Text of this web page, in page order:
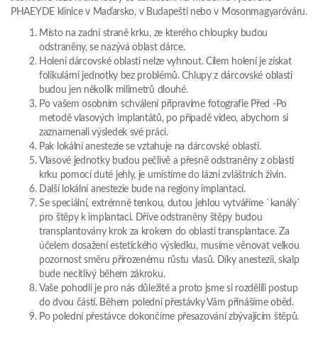
PHAEYDE klinice v Maďarsko, v Budapešti nebo v Mosonmagyaróváru.
Místo na zadní straně krku, ze kterého chloupky budou
odstraněny, se nazývá oblast dárce.
Holení dárcovské oblasti nelze vyhnout. Cílem holení je získat
folikulární jednotky bez problémů. Chlupy z dárcovské oblasti
budou jen několik milimetrů dlouhé.
Po vašem osobním schválení připravíme fotografie Před -Po
metodě vlasových implantátů, po případě video, abychom si
zaznamenali výsledek své práci.
Pak lokální anestezie se vztahuje na dárcovské oblasti.
Vlasové jednotky budou pečlivě a přesně odstraněny z oblasti
krku pomocí duté jehly, je umístíme do lázni zvláštních živin.
Další lokální anestezie bude na regiony implantací.
Se speciální, extrémně tenkou, dutou jehlou vytváříme `kanály`
pro štěpy k implantaci. Dříve odstraněny štěpy budou
transplantovány krok za krokem do oblasti transplantace. Za
účelem dosažení estetického výsledku, musíme věnovat velkou
pozornost směru přirozenému růstu vlasů. Díky anestezii, skalp
bude necitlivý během zákroku.
Vaše pohodlí je pro nás důležité a proto jsme si rozdělili postup
do dvou částí. Během polední přestávky Vám přinášíme oběd.
Po polední přestávce dokončíme přesazování zbývajícím štěpů.